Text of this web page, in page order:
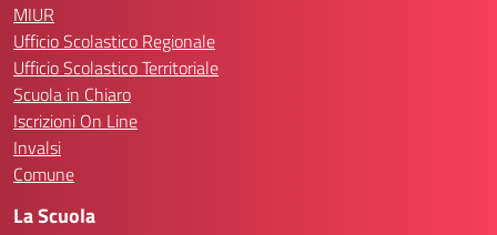
MIUR
Ufficio Scolastico Regionale
Ufficio Scolastico Territoriale
Scuola in Chiaro
Iscrizioni On Line
Invalsi
Comune
La Scuola